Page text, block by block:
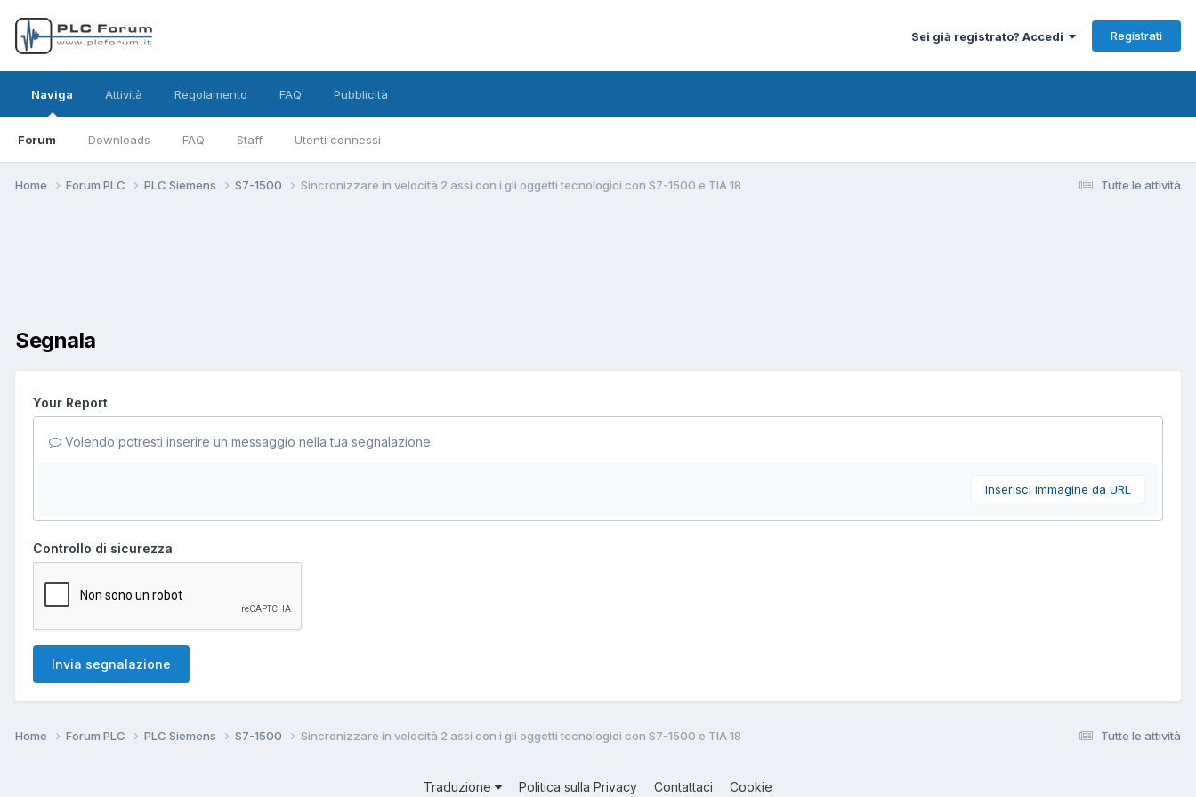
Sei già registrato? Accedi Registrati
Naviga
Forum Downloads FAQ Staff Utenti connessi
Attività Regolamento FAQ Pubblicità
Tutte le attività
Home Forum PLC PLC Siemens S7-1500 Sincronizzare in velocità 2 assi con i gli oggetti tecnologici con S7-1500 e TIA 18
Segnala
Your Report
Volendo potresti inserire un messaggio nella tua segnalazione.
Inserisci immagine da URL
Controllo di sicurezza
Invia segnalazione
Tutte le attività
Home Forum PLC PLC Siemens S7-1500 Sincronizzare in velocità 2 assi con i gli oggetti tecnologici con S7-1500 e TIA 18
Traduzione Politica sulla Privacy Contattaci Cookie